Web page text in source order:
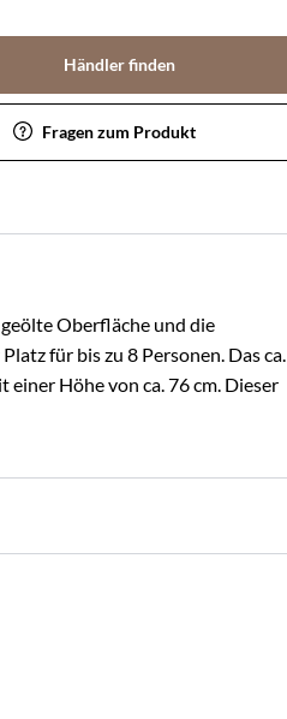
Händler finden
Fragen zum Produkt
Oberfläche und die
für bis zu 8 Personen. Das ca.
Höhe von ca. 76 cm. Dieser